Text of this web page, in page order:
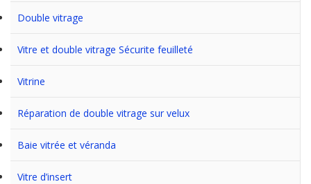
Double vitrage
Vitre et double vitrage Sécurite feuilleté
Vitrine
Réparation de double vitrage sur velux
Baie vitrée et véranda
Vitre d’insert